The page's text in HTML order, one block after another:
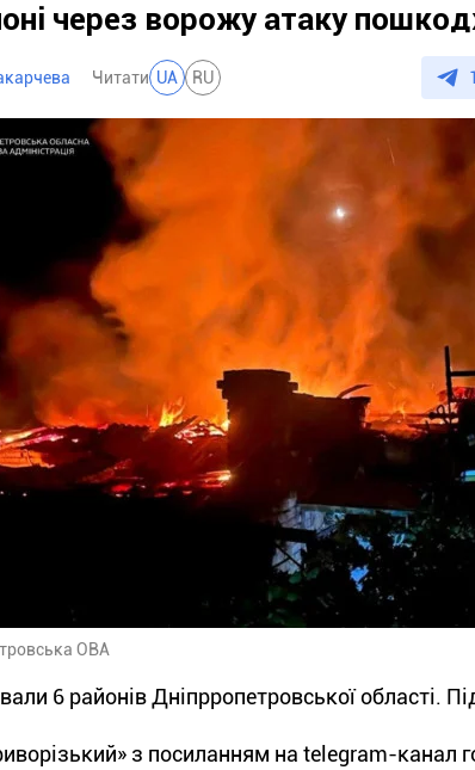
через ворожу атаку
Читати UA RU
ОВА
6 районів Дніпрропетровської області.
з посиланням на telegram-канал